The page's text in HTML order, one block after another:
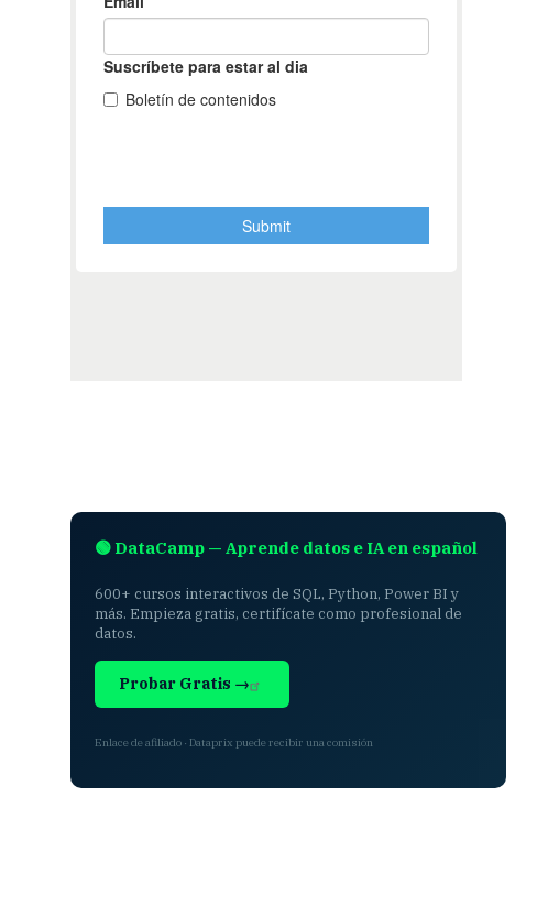
🟢 DataCamp — Aprende datos e IA en español
600+ cursos interactivos de SQL, Python, Power BI y
más. Empieza gratis, certifícate como profesional de
datos.
Probar Gratis →
Enlace de afiliado · Dataprix puede recibir una comisión